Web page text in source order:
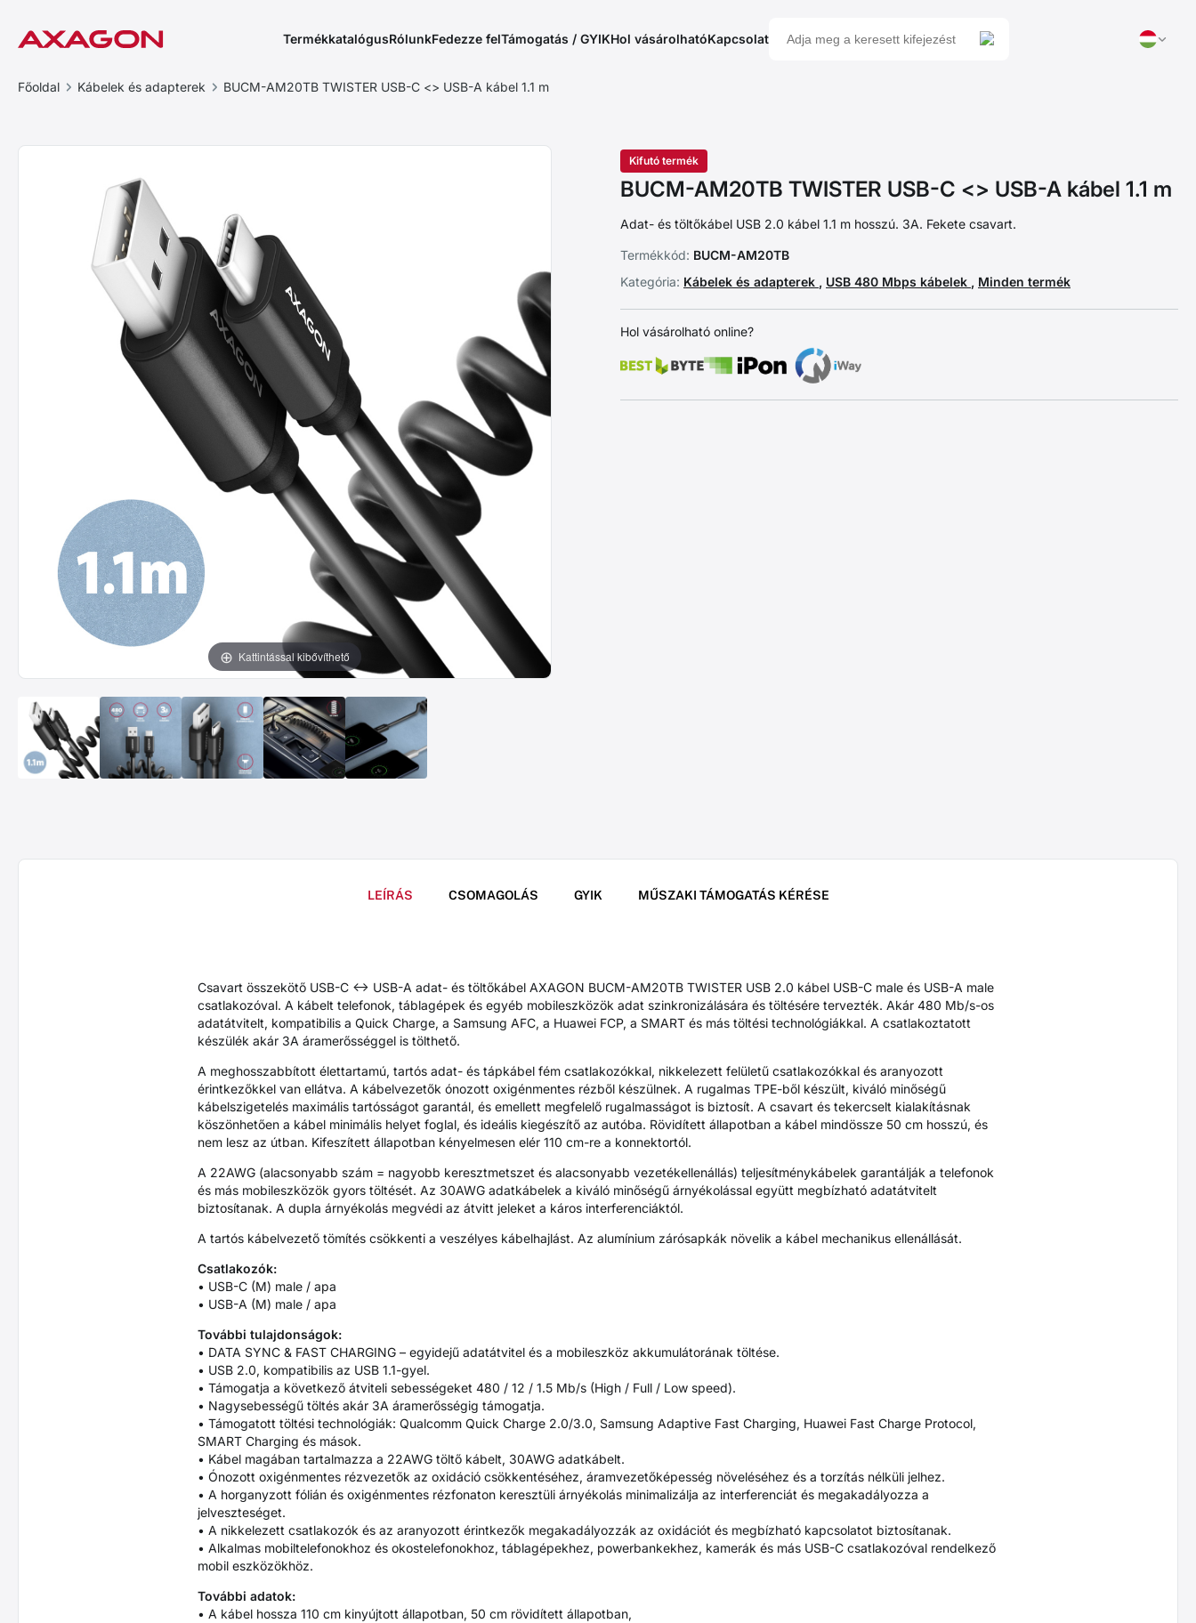
TermékkatalógusRólunkFedezze felTámogatás / GYIKHol vásárolhatóKapcsolat
Főoldal Kábelek és adapterek BUCM-AM20TB TWISTER USB-C <> USB-A kábel 1.1 m
Kattintással kibővíthető
Kifutó termék
BUCM-AM20TB TWISTER USB-C <> USB-A kábel 1.1 m
Adat- és töltőkábel USB 2.0 kábel 1.1 m hosszú. 3A. Fekete csavart.
Termékkód: BUCM-AM20TB
Kategória: Kábelek és adapterek , USB 480 Mbps kábelek , Minden termék
Hol vásárolható online?
LEÍRÁS CSOMAGOLÁS GYIK MŰSZAKI TÁMOGATÁS KÉRÉSE
Csavart összekötő USB-C <-> USB-A adat- és töltőkábel AXAGON BUCM-AM20TB TWISTER USB 2.0 kábel USB-C male és USB-A male
csatlakozóval. A kábelt telefonok, táblagépek és egyéb mobileszközök adat szinkronizálására és töltésére tervezték. Akár 480 Mb/s-os
adatátvitelt, kompatibilis a Quick Charge, a Samsung AFC, a Huawei FCP, a SMART és más töltési technológiákkal. A csatlakoztatott
készülék akár 3A áramerősséggel is tölthető.
A meghosszabbított élettartamú, tartós adat- és tápkábel fém csatlakozókkal, nikkelezett felületű csatlakozókkal és aranyozott
érintkezőkkel van ellátva. A kábelvezetők ónozott oxigénmentes rézből készülnek. A rugalmas TPE-ből készült, kiváló minőségű
kábelszigetelés maximális tartósságot garantál, és emellett megfelelő rugalmasságot is biztosít. A csavart és tekercselt kialakításnak
köszönhetően a kábel minimális helyet foglal, és ideális kiegészítő az autóba. Rövidített állapotban a kábel mindössze 50 cm hosszú, és
nem lesz az útban. Kifeszített állapotban kényelmesen elér 110 cm-re a konnektortól.
A 22AWG (alacsonyabb szám = nagyobb keresztmetszet és alacsonyabb vezetékellenállás) teljesítménykábelek garantálják a telefonok
és más mobileszközök gyors töltését. Az 30AWG adatkábelek a kiváló minőségű árnyékolással együtt megbízható adatátvitelt
biztosítanak. A dupla árnyékolás megvédi az átvitt jeleket a káros interferenciáktól.
A tartós kábelvezető tömítés csökkenti a veszélyes kábelhajlást. Az alumínium zárósapkák növelik a kábel mechanikus ellenállását.
Csatlakozók:
• USB-C (M) male / apa
• USB-A (M) male / apa
További tulajdonságok:
• DATA SYNC & FAST CHARGING – egyidejű adatátvitel és a mobileszköz akkumulátorának töltése.
• USB 2.0, kompatibilis az USB 1.1-gyel.
• Támogatja a következő átviteli sebességeket 480 / 12 / 1.5 Mb/s (High / Full / Low speed).
• Nagysebességű töltés akár 3A áramerősségig támogatja.
• Támogatott töltési technológiák: Qualcomm Quick Charge 2.0/3.0, Samsung Adaptive Fast Charging, Huawei Fast Charge Protocol,
SMART Charging és mások.
• Kábel magában tartalmazza a 22AWG töltő kábelt, 30AWG adatkábelt.
• Ónozott oxigénmentes rézvezetők az oxidáció csökkentéséhez, áramvezetőképesség növeléséhez és a torzítás nélküli jelhez.
• A horganyzott fólián és oxigénmentes rézfonaton keresztüli árnyékolás minimalizálja az interferenciát és megakadályozza a
jelveszteséget.
• A nikkelezett csatlakozók és az aranyozott érintkezők megakadályozzák az oxidációt és megbízható kapcsolatot biztosítanak.
• Alkalmas mobiltelefonokhoz és okostelefonokhoz, táblagépekhez, powerbankekhez, kamerák és más USB-C csatlakozóval rendelkező
mobil eszközökhöz.
További adatok:
• A kábel hossza 110 cm kinyújtott állapotban, 50 cm rövidített állapotban,